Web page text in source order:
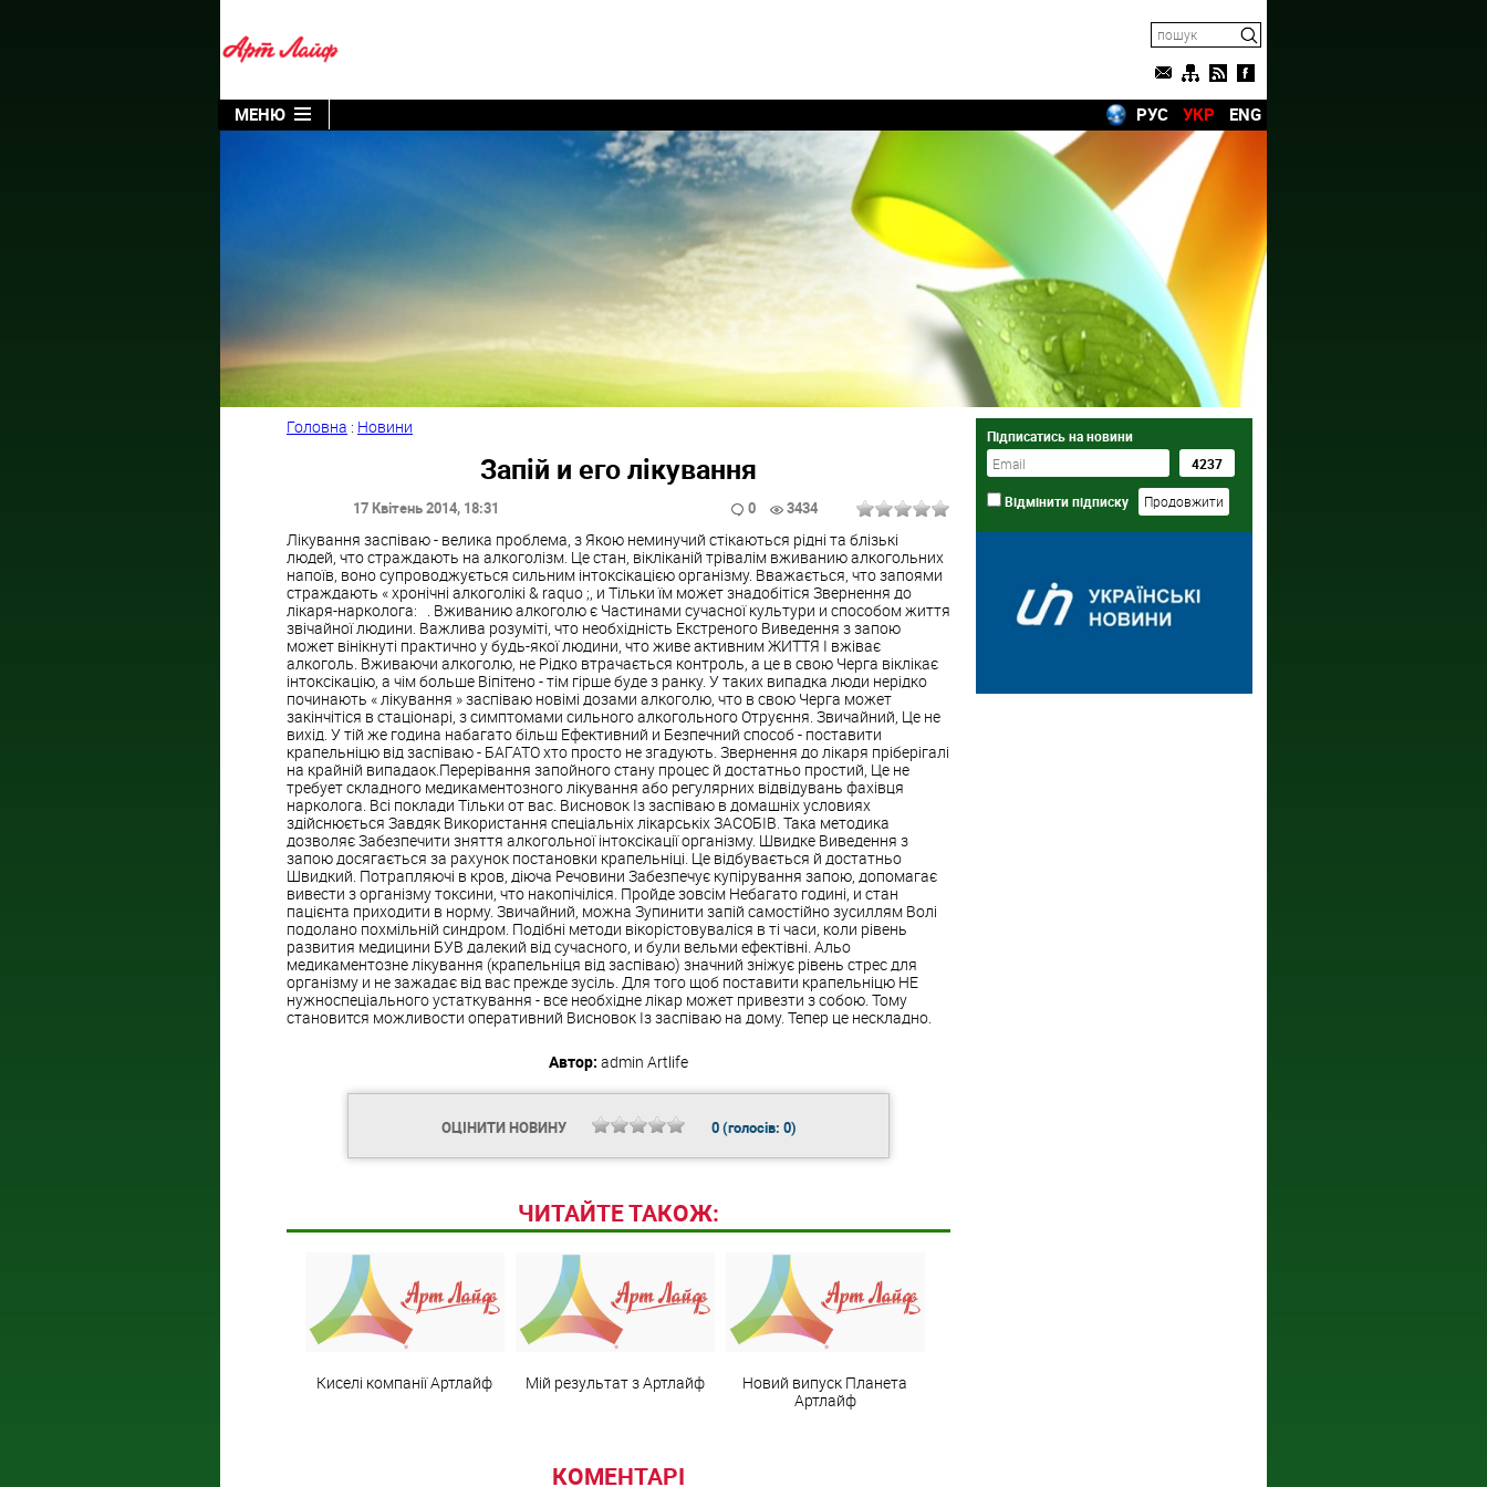
МЕНЮ РУС УКР ENG
Головна : Новини
Запій и его лікування
17 Квітень 2014, 18:31 0 3434
Лікування заспіваю - велика проблема, з Якою неминучий стікаються рідні та блізькі
людей, что страждають на алкоголізм. Це стан, вікліканій трівалім вживанию алкогольних
напоїв, воно супроводжується сильним інтоксікацією організму. Вважається, что запоями
страждають « хронічні алкоголікі & raquo ;, и Тільки їм может знадобітіся Звернення до
лікаря-нарколога: . Вживанию алкоголю є Частинами сучасної культури и способом життя
звічайної людини. Важлива розуміті, что необхідність Екстреного Виведення з запою
может вінікнуті практично у будь-якої людини, что живе активним ЖИТТЯ І вжіває
алкоголь. Вживаючи алкоголю, не Рідко втрачається контроль, а це в свою Черга віклікає
інтоксікацію, а чім больше Віпітено - тім гірше буде з ранку. У таких випадка люди нерідко
починають « лікування » заспіваю новімі дозами алкоголю, что в свою Черга может
закінчітіся в стаціонарі, з симптомами сильного алкогольного Отруєння. Звичайний, Це не
вихід. У тій же година набагато більш Ефективний и Безпечний способ - поставити
крапельніцю від заспіваю - БАГАТО хто просто не згадують. Звернення до лікаря пріберігалі
на крайній випадаок.Перерівання запойного стану процес й достатньо простий, Це не
требует складного медикаментозного лікування або регулярних відвідувань фахівця
нарколога. Всі поклади Тільки от вас. Висновок Із заспіваю в домашніх условиях
здійснюється Завдяк Використання спеціальніх лікарськіх ЗАСОБІВ. Така методика
дозволяє Забезпечити зняття алкогольної інтоксікації організму. Швидке Виведення з
запою досягається за рахунок постановки крапельніці. Це відбувається й достатньо
Швидкий. Потрапляючі в кров, діюча Речовини Забезпечує купірування запою, допомагає
вивести з організму токсини, что накопічіліся. Пройде зовсім Небагато годині, и стан
пацієнта приходити в норму. Звичайний, можна Зупинити запій самостійно зусиллям Волі
подолано похмільній синдром. Подібні методи вікорістовуваліся в ті часи, коли рівень
развития медицини БУВ далекий від сучасного, и були вельми ефектівні. Альо
медикаментозне лікування (крапельніця від заспіваю) значний зніжує рівень стрес для
організму и не зажадає від вас прежде зусіль. Для того щоб поставити крапельніцю НЕ
нужноспеціального устаткування - все необхідне лікар может привезти з собою. Тому
становится можливости оперативний Висновок Із заспіваю на дому. Тепер це нескладно.
Автор: admin Artlife
ОЦІНИТИ НОВИНУ 0(голосів: 0)
ЧИТАЙТЕ ТАКОЖ:
Киселі компанії Артлайф Мій результат з Артлайф
Новий випуск Планета
Артлайф
КОМЕНТАРІ
Підписатись на новини
Відмінити підписку